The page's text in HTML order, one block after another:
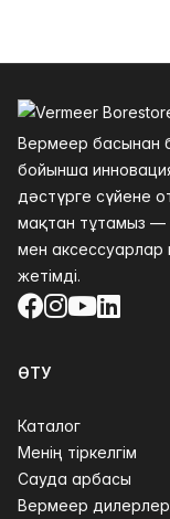
Вермеер басынан
бойынша
дәстүрге сүйене
мақтан тұтамыз —
мен аксессуарлар
жетімді.
Facebook
Instagram
YouTube
ӨТУ
Каталог
Менің тіркелгім
Сауда арбасы
Вермеер